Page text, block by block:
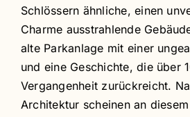
Schlössern ähnliche, einen
Charme ausstrahlende
alte Parkanlage mit einer
und eine Geschichte, die über
Vergangenheit zurückreicht.
Architektur scheinen an